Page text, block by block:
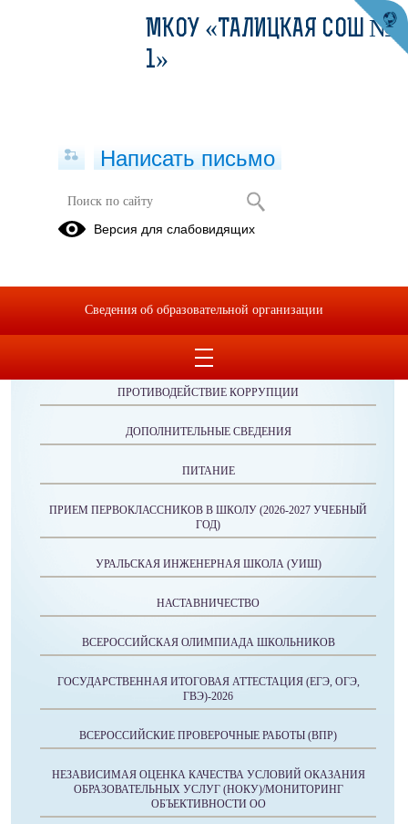
11 класс
ОБРАЩЕНИЯ ГРАЖДАН
ПРОТИВОДЕЙСТВИЕ КОРРУПЦИИ
ДОПОЛНИТЕЛЬНЫЕ СВЕДЕНИЯ
ПИТАНИЕ
ПРИЕМ ПЕРВОКЛАССНИКОВ В ШКОЛУ (2026-2027 УЧЕБНЫЙ
ГОД)
УРАЛЬСКАЯ ИНЖЕНЕРНАЯ ШКОЛА (УИШ)
НАСТАВНИЧЕСТВО
ВСЕРОССИЙСКАЯ ОЛИМПИАДА ШКОЛЬНИКОВ
ГОСУДАРСТВЕННАЯ ИТОГОВАЯ АТТЕСТАЦИЯ (ЕГЭ, ОГЭ,
ГВЭ)-2026
ВСЕРОССИЙСКИЕ ПРОВЕРОЧНЫЕ РАБОТЫ (ВПР)
НЕЗАВИСИМАЯ ОЦЕНКА КАЧЕСТВА УСЛОВИЙ ОКАЗАНИЯ
ОБРАЗОВАТЕЛЬНЫХ УСЛУГ (НОКУ)/МОНИТОРИНГ
ОБЪЕКТИВНОСТИ ОО
МКОУ «ТАЛИЦКАЯ СОШ №
1»
Написать письмо
Версия для слабовидящих
Сведения об образовательной организации